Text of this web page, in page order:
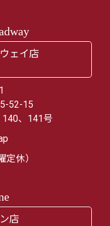
ェイ店
52-15
140、141号
定休）
店